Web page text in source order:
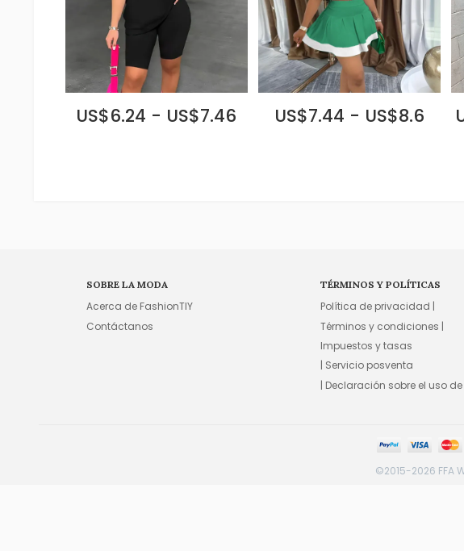
US$6.24 - US$7.46 US$7.44 - US$8.6
SOBRE LA MODA
Acerca de FashionTIY
Contáctanos
TÉRMINOS Y POLÍTICAS
Política de privacidad |
Términos y condiciones |
Impuestos y tasas
| Servicio posventa
| Declaración sobre el uso
©2015-2026 FFA